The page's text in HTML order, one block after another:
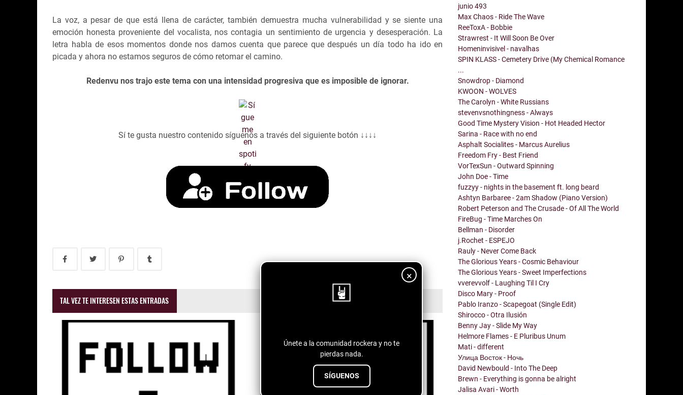
×
Únete a la comunidad rockera y no te
pierdas nada.
SÍGUENOS
La voz, a pesar de que está llena de carácter, también demuestra mucha vulnerabilidad y se siente una
emoción honesta proveniente del vocalista, nos contagia un sentimiento de urgencia y desesperación. La
letra habla de esos momentos donde nos damos cuenta que parece que después un día todo ha ido en
picada y ahora no estamos seguros de cómo retomar el camino.
Redenvu nos trajo este tema con una intensidad progresiva que es imposible de ignorar.
Sí te gusta nuestro contenido síguenos a través del siguiente botón ↓↓↓↓
TAL VEZ TE INTERESEN ESTAS ENTRADAS
junio493
Max Chaos - Ride The Wave
ReeToxA - Bobbie
Strawrest - It Will Soon Be Over
Homeninvisivel - navalhas
SPIN KLASS - Cemetery Drive (My Chemical Romance
...
Snowdrop - Diamond
KWOON - WOLVES
The Carolyn - White Russians
stevenvsnothingness - Always
Good Time Mystery Vision - Hot Headed Hector
Sarina - Race with no end
Asphalt Socialites - Marcus Aurelius
Freedom Fry - Best Friend
VorTexSun - Outward Spinning
John Doe - Time
fuzzyy - nights in the basement ft. long beard
Ashtyn Barbaree - 2am Shadow (Piano Version)
Robert Peterson and The Crusade - Of All The World
FireBug - Time Marches On
Bellman - Disorder
j.Rochet - ESPEJO
Rauly - Never Come Back
The Glorious Years - Cosmic Behaviour
The Glorious Years - Sweet Imperfections
vverevvolf - Laughing Til I Cry
Disco Mary - Proof
Pablo Iranzo - Scapegoat (Single Edit)
Shirocco - Otra Ilusión
Benny Jay - Slide My Way
Helmore Flames - E Pluribus Unum
Mati - different
Улица Восток - Ночь
David Newbould - Into The Deep
Brewn - Everything is gonna be alright
Jalisa Avari - Worth